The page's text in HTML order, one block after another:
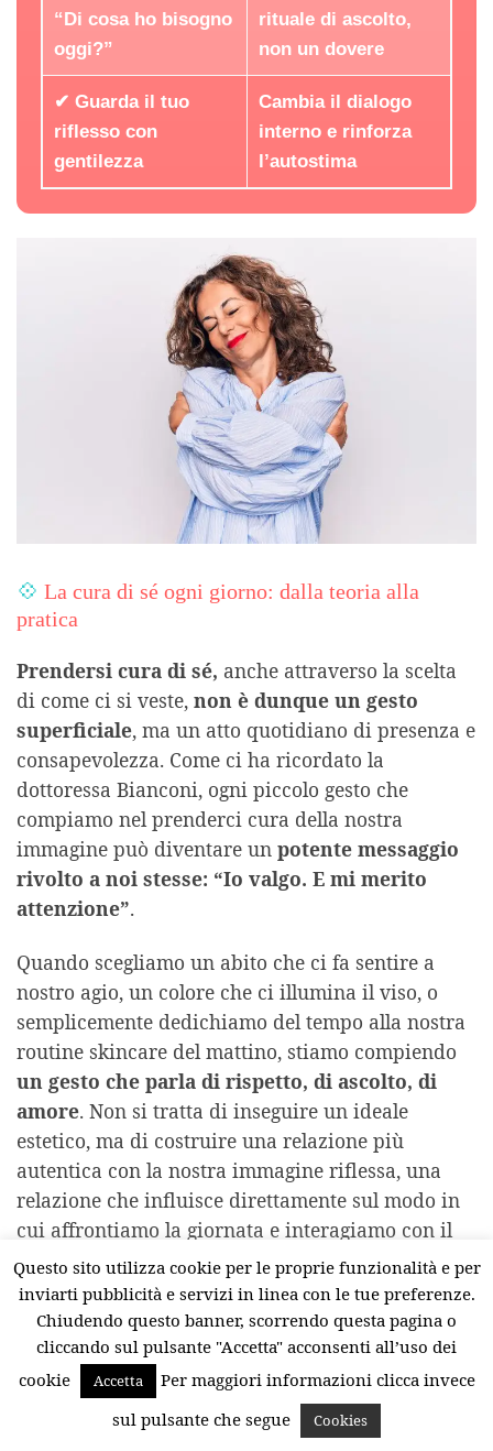
“Di cosa ho bisogno
oggi?”
rituale di ascolto,
non un dovere
✔ Guarda il tuo
riflesso con
gentilezza
Cambia il dialogo
interno e rinforza
l’autostima
💠 La cura di sé ogni giorno: dalla teoria alla
pratica
Prendersi cura di sé, anche attraverso la scelta
di come ci si veste, non è dunque un gesto
superficiale, ma un atto quotidiano di presenza e
consapevolezza. Come ci ha ricordato la
dottoressa Bianconi, ogni piccolo gesto che
compiamo nel prenderci cura della nostra
immagine può diventare un potente messaggio
rivolto a noi stesse: “Io valgo. E mi merito
attenzione”.
Quando scegliamo un abito che ci fa sentire a
nostro agio, un colore che ci illumina il viso, o
semplicemente dedichiamo del tempo alla nostra
routine skincare del mattino, stiamo compiendo
un gesto che parla di rispetto, di ascolto, di
amore. Non si tratta di inseguire un ideale
estetico, ma di costruire una relazione più
autentica con la nostra immagine riflessa, una
relazione che influisce direttamente sul modo in
cui affrontiamo la giornata e interagiamo con il
mondo.
La moda, infatti, è anche un linguaggio non
verbale. Quando ci guardiamo allo specchio e ci
riconosciamo, ci sentiamo più sicure, più aperte,
meno inclini al giudizio. Al contrario, se ci
vediamo trascurate o disallineate da ciò che
Questo sito utilizza cookie per le proprie funzionalità e per
inviarti pubblicità e servizi in linea con le tue preferenze.
Chiudendo questo banner, scorrendo questa pagina o
cliccando sul pulsante "Accetta" acconsenti all’uso dei
cookie
Accetta
Per maggiori informazioni clicca invece
sul pulsante che segue
Cookies